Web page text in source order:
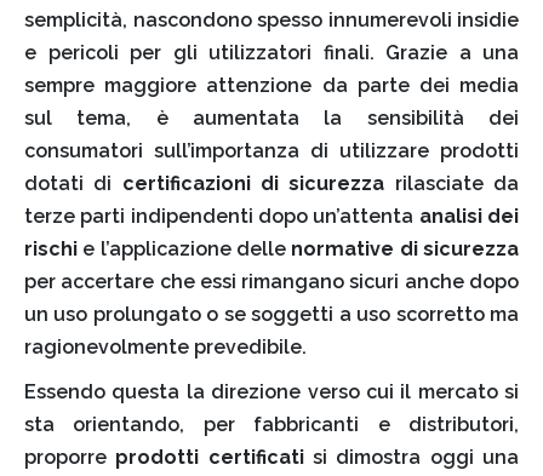
semplicità, nascondono spesso innumerevoli insidie
e pericoli per gli utilizzatori finali. Grazie a una
sempre maggiore attenzione da parte dei media
sul tema, è aumentata la sensibilità dei
consumatori sull’importanza di utilizzare prodotti
dotati di certificazioni di sicurezza rilasciate da
terze parti indipendenti dopo un’attenta analisi dei
rischi e l’applicazione delle normative di sicurezza
per accertare che essi rimangano sicuri anche dopo
un uso prolungato o se soggetti a uso scorretto ma
ragionevolmente prevedibile.
Essendo questa la direzione verso cui il mercato si
sta orientando, per fabbricanti e distributori,
proporre prodotti certificatisi dimostra oggi una